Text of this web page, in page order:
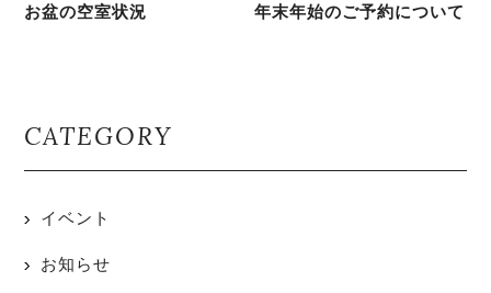
お盆の空室状況 年末年始のご予約について
CATEGORY
イベント
お知らせ